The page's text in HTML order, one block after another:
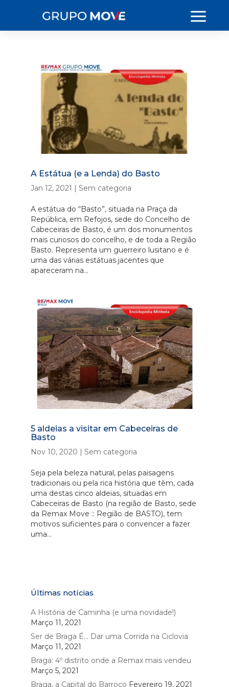
A Estátua (e a Lenda) do Basto
Jan 12, 2021 | Sem categoria
A estátua do “Basto”, situada na Praça da
República, em Refojos, sede do Concelho de
Cabeceiras de Basto, é um dos monumentos
mais curiosos do concelho, e de toda a Região
Basto. Representa um guerreiro lusitano e é
uma das várias estátuas jacentes que
apareceram na...
5 aldeias a visitar em Cabeceiras de
Basto
Nov 10, 2020 | Sem categoria
Seja pela beleza natural, pelas paisagens
tradicionais ou pela rica história que têm, cada
uma destas cinco aldeias, situadas em
Cabeceiras de Basto (na região de Basto, sede
da Remax Move :: Região de BASTO), tem
motivos suficientes para o convencer a fazer
uma...
Últimas notícias
A História de Caminha (e uma novidade!)
Março 11, 2021
Ser de Braga É… Dar uma Corrida na Ciclovia
Março 11, 2021
Braga: 4º distrito onde a Remax mais vendeu
Março 5, 2021
Braga, a Capital do Barroco Fevereiro 19, 2021